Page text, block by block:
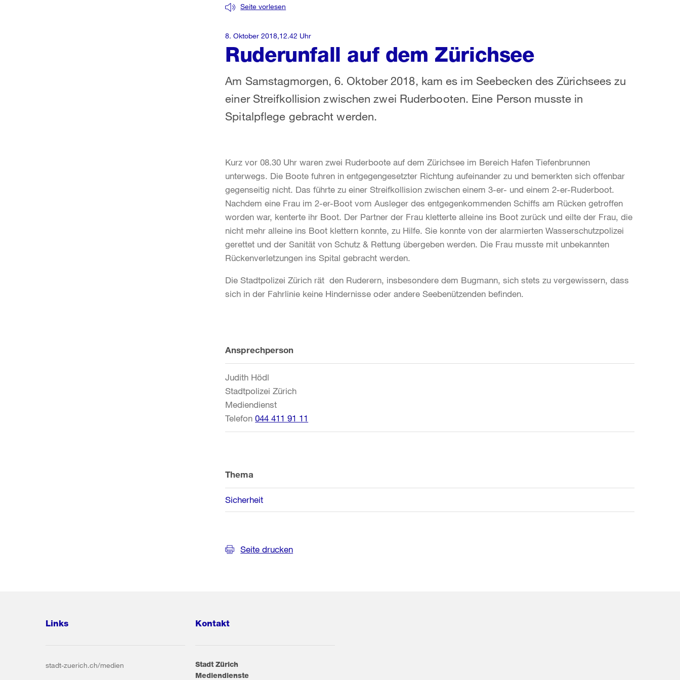
Ruderunfall auf dem Zürichsee
Seite vorlesen
Am Samstagmorgen, 6. Oktober 2018, kam es im Seebecken des Zürichsees zu
einer Streifkollision zwischen zwei Ruderbooten. Eine Person musste in
Spitalpflege gebracht werden.
8. Oktober 2018,12.42 Uhr
Kurz vor 08.30 Uhr waren zwei Ruderboote auf dem Zürichsee im Bereich Hafen Tiefenbrunnen
unterwegs. Die Boote fuhren in entgegengesetzter Richtung aufeinander zu und bemerkten sich offenbar
gegenseitig nicht. Das führte zu einer Streifkollision zwischen einem 3-er- und einem 2-er-Ruderboot.
Nachdem eine Frau im 2-er-Boot vom Ausleger des entgegenkommenden Schiffs am Rücken getroffen
worden war, kenterte ihr Boot. Der Partner der Frau kletterte alleine ins Boot zurück und eilte der Frau, die
nicht mehr alleine ins Boot klettern konnte, zu Hilfe. Sie konnte von der alarmierten Wasserschutzpolizei
gerettet und der Sanität von Schutz & Rettung übergeben werden. Die Frau musste mit unbekannten
Rückenverletzungen ins Spital gebracht werden.
Die Stadtpolizei Zürich rät den Ruderern, insbesondere dem Bugmann, sich stets zu vergewissern, dass
sich in der Fahrlinie keine Hindernisse oder andere Seebenützenden befinden.
Weitere
Informationen
Ansprechperson
Judith Hödl
Stadtpolizei Zürich
Mediendienst
Telefon 044 411 91 11
Thema
Sicherheit
Seite drucken
Links
stadt-zuerich.ch/medien
Kontakt
Stadt Zürich
Mediendienste